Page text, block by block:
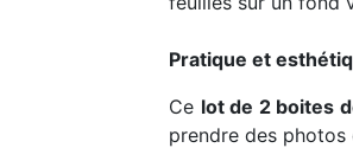
Pratique et
Ce lot de 2 boites
prendre des photos